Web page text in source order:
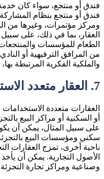
فندق أو منتجع، سواء كان
فندق أو منتجع بنظام
ومركز مؤتمرات، وغيرها من
العقار، بما في ذلك، على
الطعام للمؤسسات
من المرافق الترفيهية أو
والملكية الفكرية المرتبطة
7. العقار متعدد
العقارات متعددة
أو السكنية أو مراكز البيع
على سبيل المثال، يمكن أن
سكني ومؤسسات البيع
ناحية أخرى، تمزج العقارات
الأصول التجارية. يمكن أن
وصناعية ومراكز تجارة